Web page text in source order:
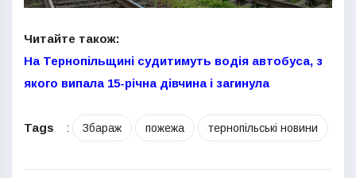
Читайте також:
На Тернопільщині судитимуть водія автобуса, з
якого випала 15-річна дівчина і загинула
Tags : Збараж пожежа тернопільські новини